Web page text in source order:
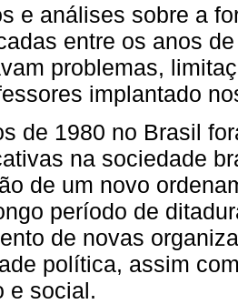
e análises sobre a
entre os anos
problemas,
implantado
de 1980 no Brasil
na sociedade
de um novo
período de
de novas
política, assim
e social.